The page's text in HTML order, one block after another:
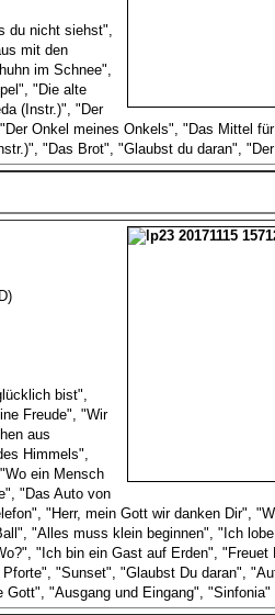
du nicht siehst",
mit den
im Schnee",
"Die alte
(Instr.)", "Der
Onkel meines Onkels", "Das Mittel
"Das Brot", "Glaubst du daran",
bist",
Freude", "Wir
aus
Himmels",
ein Mensch
"Das Auto von
"Herr, mein Gott wir danken Dir",
"Alles muss klein beginnen", "Ich
"Ich bin ein Gast auf Erden", "Freuet
"Sunset", "Glaubst Du daran",
Gott", "Ausgang und Eingang", "Sinfonia"